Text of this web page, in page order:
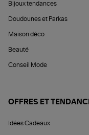
Bijoux tendances
Doudounes et Parkas
Maison déco
Beauté
Conseil Mode
OFFRES ET
Idées Cadeaux